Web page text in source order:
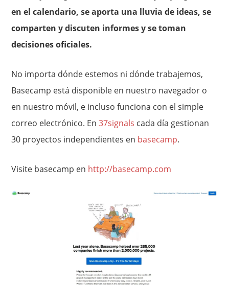
en el calendario, se aporta una lluvia de ideas, se
comparten y discuten informes y se toman
decisiones oficiales.
No importa dónde estemos ni dónde trabajemos,
Basecamp está disponible en nuestro navegador o
en nuestro móvil, e incluso funciona con el simple
correo electrónico. En37signals cada día gestionan
30 proyectos independientes en basecamp.
Visite basecamp en http://basecamp.com